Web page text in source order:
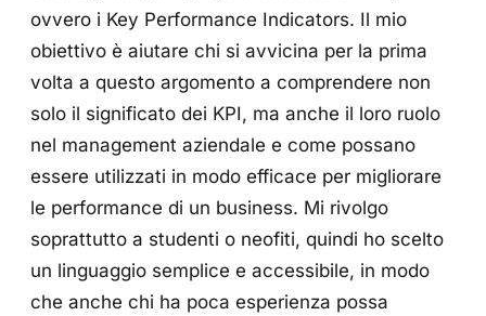
ovvero i Key Performance Indicators. Il mio
obiettivo è aiutare chi si avvicina per la prima
volta a questo argomento a comprendere non
solo il significato dei KPI, ma anche il loro ruolo
nel management aziendale e come possano
essere utilizzati in modo efficace per migliorare
le performance di un business. Mi rivolgo
soprattutto a studenti o neofiti, quindi ho scelto
un linguaggio semplice e accessibile, in modo
che anche chi ha poca esperienza possa